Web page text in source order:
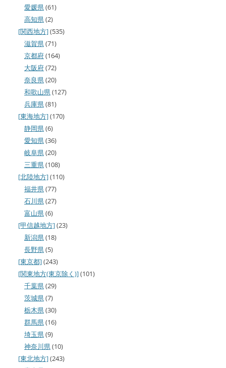
愛媛県(61)
高知県(2)
[関西地方](535)
滋賀県(71)
京都府(164)
大阪府(72)
奈良県(20)
和歌山県(127)
兵庫県(81)
[東海地方](170)
静岡県(6)
愛知県(36)
岐阜県(20)
三重県(108)
[北陸地方](110)
福井県(77)
石川県(27)
富山県(6)
[甲信越地方](23)
新潟県(18)
長野県(5)
[東京都](243)
[関東地方(東京除く)](101)
千葉県(29)
茨城県(7)
栃木県(30)
群馬県(16)
埼玉県(9)
神奈川県(10)
[東北地方](243)